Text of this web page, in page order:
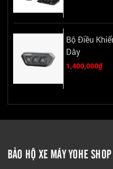
Bộ Điều
Dây
1,400,000₫
BẢO HỘ XE MÁY YOHE SHOP